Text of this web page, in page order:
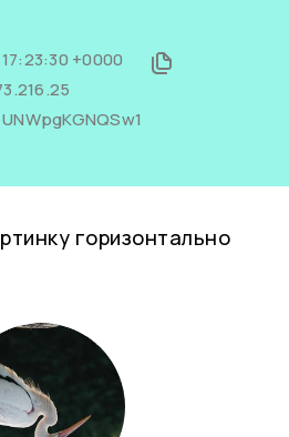
+0000
UNWpgKGNQSw1
горизонтально